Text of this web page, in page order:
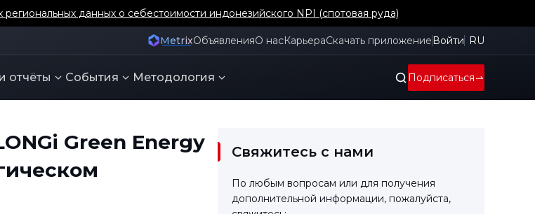
данных о себестоимости индонезийского NPI (спотовая руда)
MetrixОбъявленияО насКарьераСкачать приложение Войти RU
отчёты События Методология Подписаться
Green Energy
Свяжитесь с нами
По любым вопросам или для получения
дополнительной информации, пожалуйста,